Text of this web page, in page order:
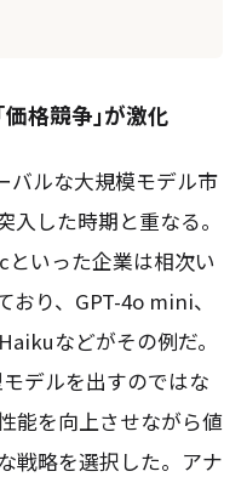
格競争」が激化
バルな大規模モデル市
した時期と重なる。
いった企業は相次い
り、GPT-4o mini、
などがその例だ。
デルを出すのではな
能を向上させながら値
戦略を選択した。アナ